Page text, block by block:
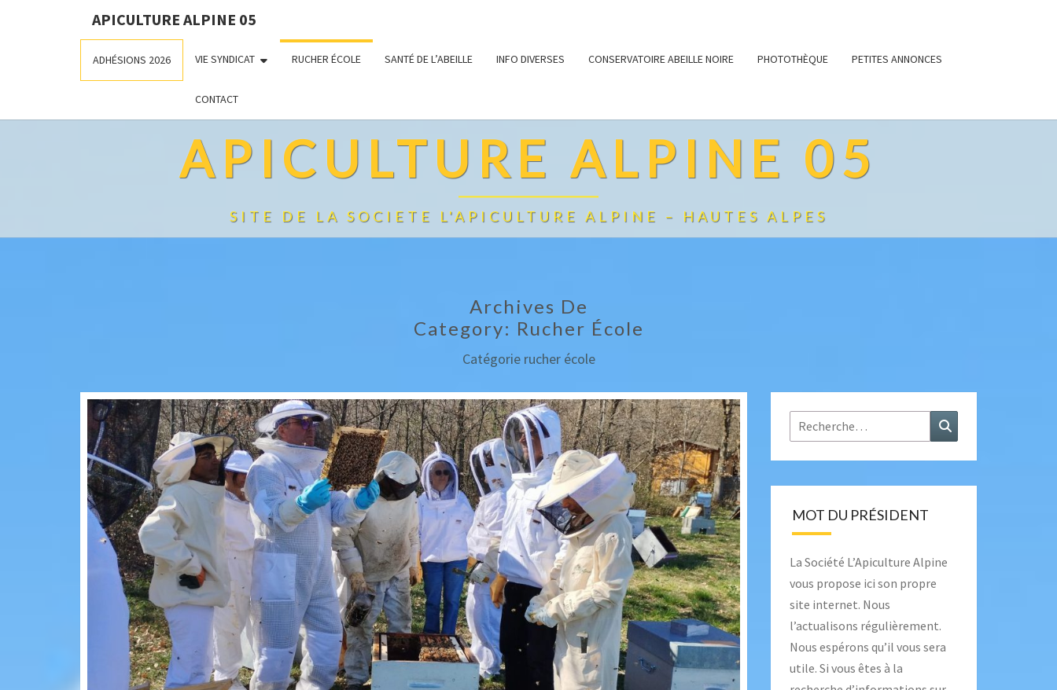
APICULTURE ALPINE 05
ADHÉSIONS 2026 VIE SYNDICAT RUCHER ÉCOLE SANTÉ DE L’ABEILLE INFO DIVERSES CONSERVATOIRE ABEILLE NOIRE PHOTOTHÈQUE PETITES ANNONCES
CONTACT
APICULTURE ALPINE 05
SITE DE LA SOCIETE L'APICULTURE ALPINE – HAUTES ALPES
Archives De
Category: Rucher École
Catégorie rucher école
Rechercher :
MOT DU PRÉSIDENT
La Société L’Apiculture Alpine
vous propose ici son propre
site internet. Nous
l’actualisons régulièrement.
Nous espérons qu’il vous sera
utile. Si vous êtes à la